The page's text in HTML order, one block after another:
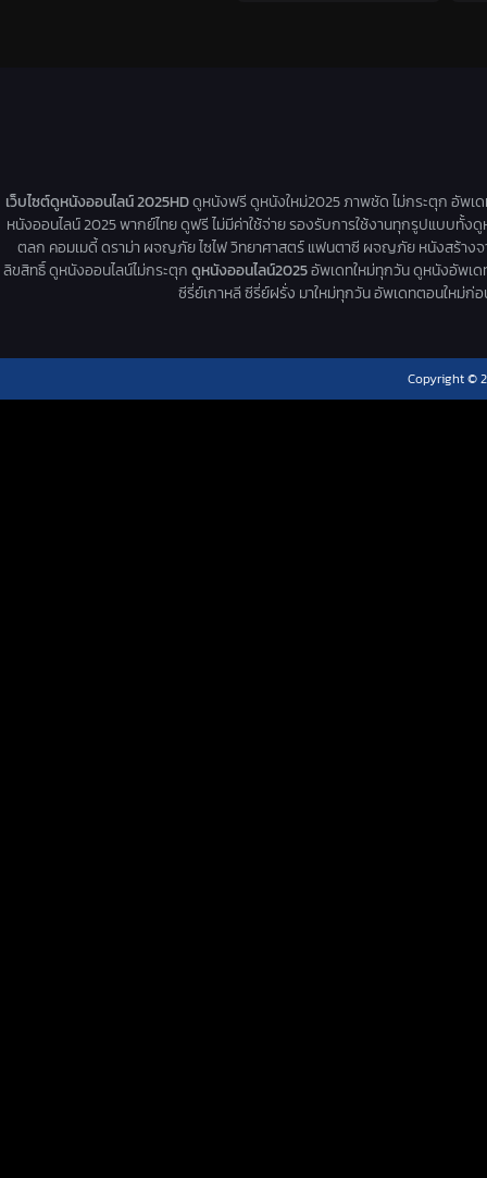
เว็บไซต์ดูหนังออนไลน์ 2025HDดูหนังฟรี ดูหนังใหม่2025 ภาพชัด ไม่กระตุก อัพเ
หนังออนไลน์ 2025 พากย์ไทย ดูฟรี ไม่มีค่าใช้จ่าย รองรับการใช้งานทุกรูปแบบทั้
ตลก คอมเมดี้ ดราม่า ผจญภัย ไซไฟ วิทยาศาสตร์ แฟนตาซี ผจญภัย หนังสร้างจ
ลิขสิทธิ์ ดูหนังออนไลน์ไม่กระตุกดูหนังออนไลน์2025อัพเดทใหม่ทุกวัน ดูหนังอัพเด
ซีรี่ย์เกาหลี ซีรี่ย์ฝรั่ง มาใหม่ทุกวัน อัพเดทตอนใหม่ก่
Copyright ©